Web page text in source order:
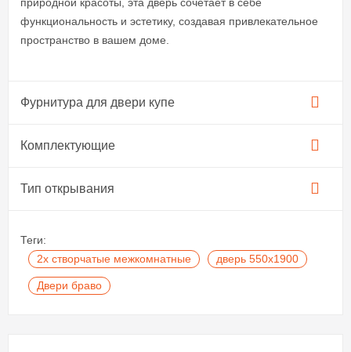
природной красоты, эта дверь сочетает в себе
функциональность и эстетику, создавая привлекательное
пространство в вашем доме.
Фурнитура для двери купе​
Комплектующие
Тип открывания
Теги:
2х створчатые межкомнатные
дверь 550х1900
Двери браво